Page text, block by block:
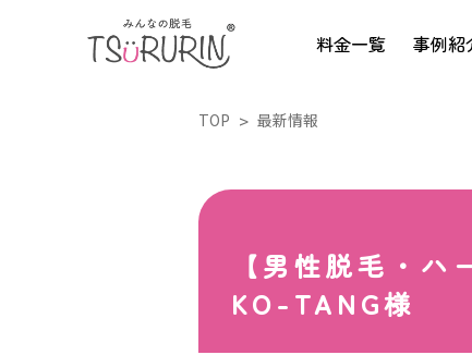
料金一覧 事例紹
TOP 最新情報
【男性脱毛・
KO-TANG様